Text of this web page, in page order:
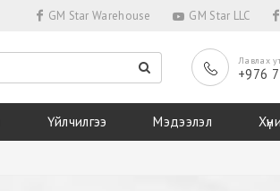
GM Star Warehouse GM Star LLC
Лавлах
+976
Үйлчилгээ Мэдээлэл